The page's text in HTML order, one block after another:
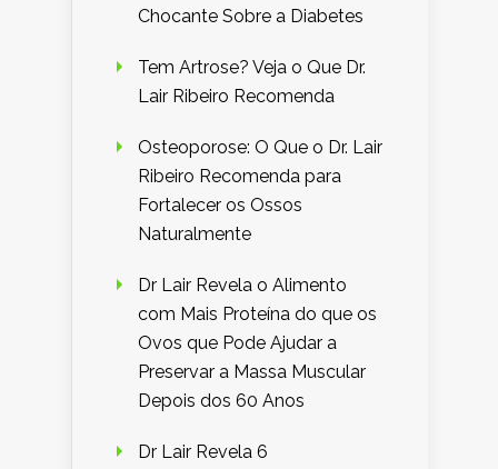
Chocante Sobre a Diabetes
Tem Artrose? Veja o Que Dr.
Lair Ribeiro Recomenda
Osteoporose: O Que o Dr. Lair
Ribeiro Recomenda para
Fortalecer os Ossos
Naturalmente
Dr Lair Revela o Alimento
com Mais Proteína do que os
Ovos que Pode Ajudar a
Preservar a Massa Muscular
Depois dos 60 Anos
Dr Lair Revela 6